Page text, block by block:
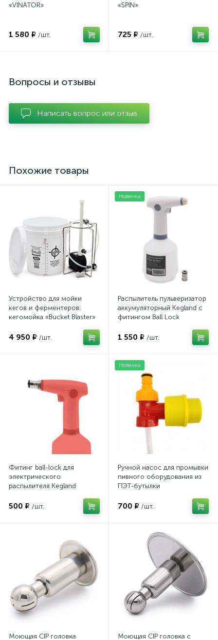
«VINATOR»
1 580 ₽ /шт.
«SPIN»
725 ₽ /шт.
Вопросы и отзывы
Написать вопрос или отзыв
Похожие товары
Устройство для мойки
кегов и ферментеров:
кегомойка «Bucket Blaster»
4 950 ₽ /шт.
Новинка
Распылитель пульверизатор
аккумуляторный Kegland с
фитингом Ball Lock
1 550 ₽ /шт.
Фитинг ball-lock для
электрического
распылителя Kegland
500 ₽ /шт.
Новинка
Ручной насос для промывки
пивного оборудования из
ПЭТ-бутылки
700 ₽ /шт.
Моющая CIP головка
Моющая CIP головка с